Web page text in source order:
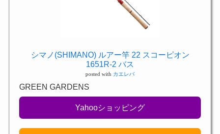
シマノ(SHIMANO) ルアー竿 22 スコーピオン
1651R-2 バス
posted with カエレバ
GREEN GARDENS
Yahooショッピング